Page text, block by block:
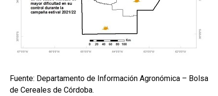
Fuente: Departamento de Información Agronómica – Bolsa
de Cereales de Córdoba.